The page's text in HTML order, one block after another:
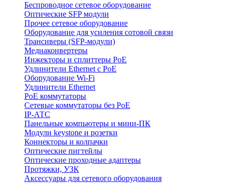
Беспроводное сетевое оборудование
Оптические SFP модули
Прочее сетевое оборудование
Оборудование для усиления сотовой связи
Трансиверы (SFP-модули)
Медиаконвертеры
Инжекторы и сплиттеры PoE
Удлинители Ethernet с PoE
Оборудование Wi-Fi
Удлинители Ethernet
PoE коммутаторы
Сетевые коммутаторы без PoE
IP-АТС
Панельные компьютеры и мини-ПК
Модули keystone и розетки
Коннекторы и колпачки
Оптические пигтейлы
Оптические проходные адаптеры
Протяжки, УЗК
Аксессуары для сетевого оборудования